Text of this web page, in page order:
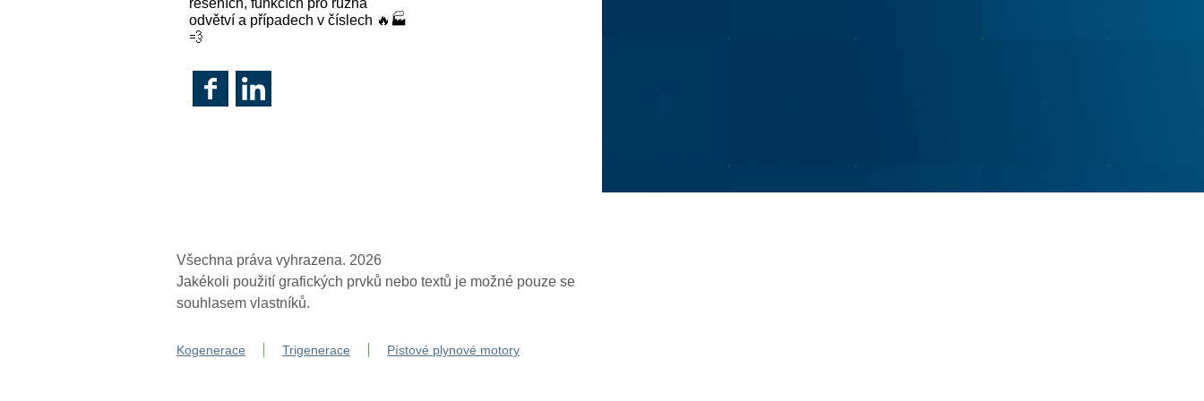
řešeních, funkcích pro různá
odvětví a případech v číslech 🔥🏭
💨
Všechna práva vyhrazena. 2026
Jakékoli použití grafických prvků nebo textů je možné pouze se
souhlasem vlastníků.
Kogenerace Trigenerace Pístové plynové motory